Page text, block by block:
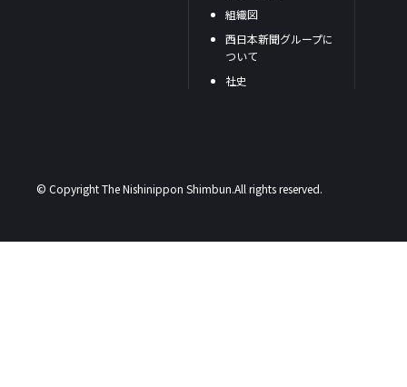
組織図
西日本新聞グループに
ついて
社史
© Copyright The Nishinippon Shimbun.All rights reserved.